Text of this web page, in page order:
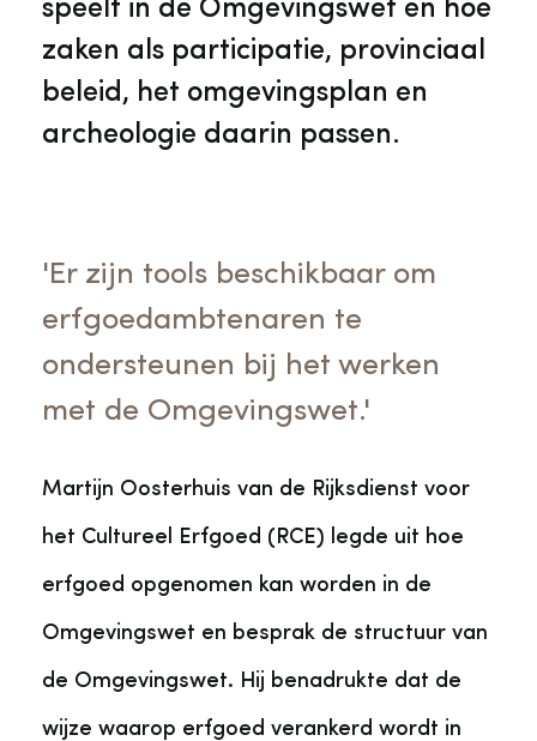
speelt in de Omgevingswet en hoe
zaken als participatie, provinciaal
beleid, het omgevingsplan en
archeologie daarin passen.
'Er zijn tools beschikbaar om
erfgoedambtenaren te
ondersteunen bij het werken
met de Omgevingswet.'
Martijn Oosterhuis van de Rijksdienst voor
het Cultureel Erfgoed (RCE) legde uit hoe
erfgoed opgenomen kan worden in de
Omgevingswet en besprak de structuur van
de Omgevingswet. Hij benadrukte dat de
wijze waarop erfgoed verankerd wordt in